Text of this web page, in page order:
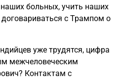
наших больных, учить наших
с Трампом о
уже трудятся, цифра
межчеловеческим
Контактам с